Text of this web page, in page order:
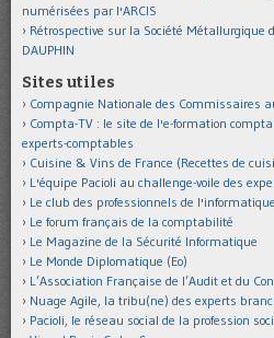
numérisées par l'ARCIS
Rétrospective sur la Société Métallurgique
DAUPHIN
Sites utiles
Compagnie Nationale des Commissaires
Compta-TV : le site de l'e-formation
experts-comptables
Cuisine & Vins de France (Recettes de
L'équipe Pacioli au challenge-voile des
Le club des professionnels de l'informatique
Le forum français de la comptabilité
Le Magazine de la Sécurité Informatique
Le Monde Diplomatique (Eo)
L’Association Française de l’Audit et du
Nuage Agile, la tribu(ne) des experts
Pacioli, le réseau social de la profession